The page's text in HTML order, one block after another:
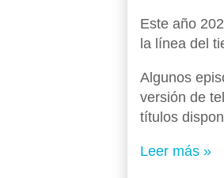
Este año
la línea del
Algunos
versión de
títulos
Leer más »